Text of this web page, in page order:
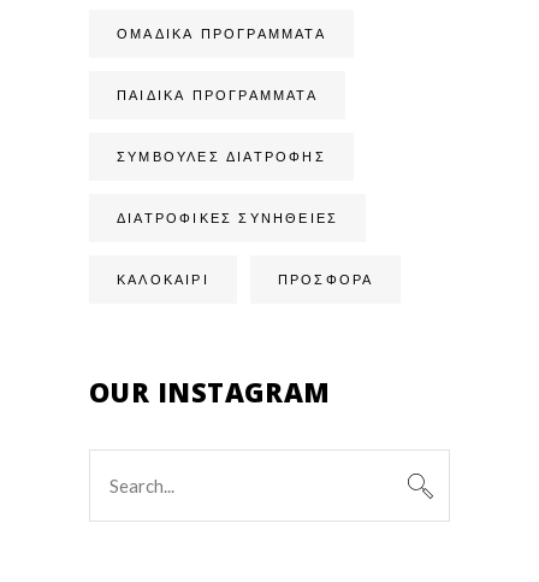
ΟΜΑΔΙΚΆ ΠΡΟΓΡΆΜΜΑΤΑ
ΠΑΙΔΙΚΆ ΠΡΟΓΡΆΜΜΑΤΑ
ΣΥΜΒΟΥΛΈΣ ΔΙΑΤΡΟΦΉΣ
ΔΙΑΤΡΟΦΙΚΈΣ ΣΥΝΉΘΕΙΕΣ
ΚΑΛΟΚΑΙΡΙ ΠΡΟΣΦΟΡΑ
OUR INSTAGRAM
for: